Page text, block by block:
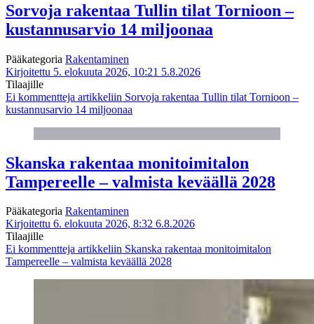
Sorvoja rakentaa Tullin tilat Tornioon –
kustannusarvio 14 miljoonaa
Pääkategoria Rakentaminen
Kirjoitettu 5. elokuuta 2026, 10:21 5.8.2026
Tilaajille
Ei kommentteja artikkeliin Sorvoja rakentaa Tullin tilat Tornioon –
kustannusarvio 14 miljoonaa
Skanska rakentaa monitoimitalon
Tampereelle – valmista keväällä 2028
Pääkategoria Rakentaminen
Kirjoitettu 6. elokuuta 2026, 8:32 6.8.2026
Tilaajille
Ei kommentteja artikkeliin Skanska rakentaa monitoimitalon
Tampereelle – valmista keväällä 2028